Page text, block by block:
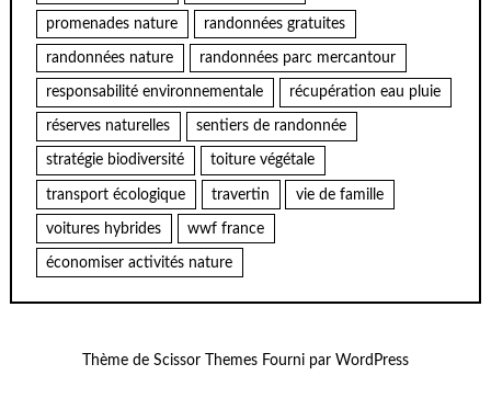
promenades nature randonnées gratuites
randonnées nature randonnées parc mercantour
responsabilité environnementale récupération eau pluie
réserves naturelles sentiers de randonnée
stratégie biodiversité toiture végétale
transport écologique travertin vie de famille
voitures hybrides wwf france
économiser activités nature
Thème de Scissor Themes Fourni par WordPress